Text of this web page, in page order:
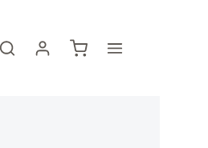
Freizeitartikel
Warenkorb enthält